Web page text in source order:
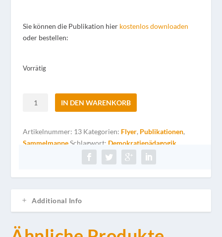
Sie können die Publikation hier kostenlos downloaden
oder bestellen:
Vorrätig
Faltblatt
"Demokratiepädagogik
kulturelle
Bildung"
IN DEN WARENKORB
Artikelnummer: 13 Kategorien: Flyer, Publikationen,
Sammelmappe Schlagwort: Demokratiepädagogik
Additional Info